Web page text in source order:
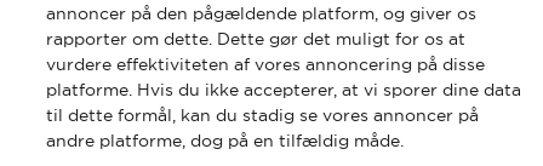
annoncer på den pågældende platform, og giver os
rapporter om dette. Dette gør det muligt for os at
vurdere effektiviteten af vores annoncering på disse
platforme. Hvis du ikke accepterer, at vi sporer dine data
til dette formål, kan du stadig se vores annoncer på
andre platforme, dog på en tilfældig måde.